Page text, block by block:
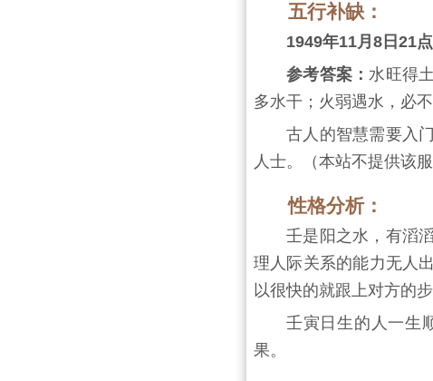
五行补缺：
1949年11月8日21
参考答案：水旺得
多水干；火弱遇水，必
古人的智慧需要入
人士。（本站不提供该
性格分析：
壬是阳之水，有滔
理人际关系的能力无人
以很快的就跟上对方的步
壬寅日生的人一生
果。